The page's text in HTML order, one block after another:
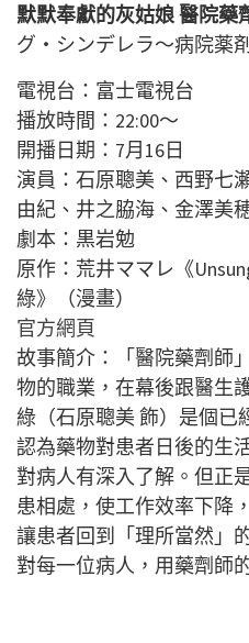
默默奉獻的灰姑娘 醫院藥
グ・シンデレラ～病院薬
電視台：富士電視台
播放時間：22:00〜
開播日期：7月16日
演員：石原聰美、西野七
由紀、井之脇海、金澤
劇本：黒岩勉
原作：荒井ママレ《
綠》（漫畫）
官方網頁
故事簡介：「醫院藥劑師
物的職業，在幕後跟醫生
綠（石原聰美 飾）是個已
認為藥物對患者日後的生
對病人有深入了解。但正
患相處，使工作效率下降
讓患者回到「理所當然」
對每一位病人，用藥劑師